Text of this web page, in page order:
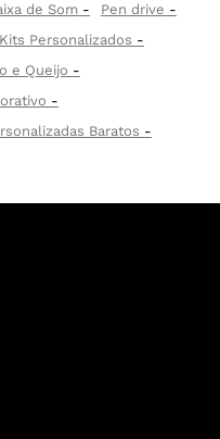
de Som
Pen drive
Kits Personalizados
e Queijo
Baratos